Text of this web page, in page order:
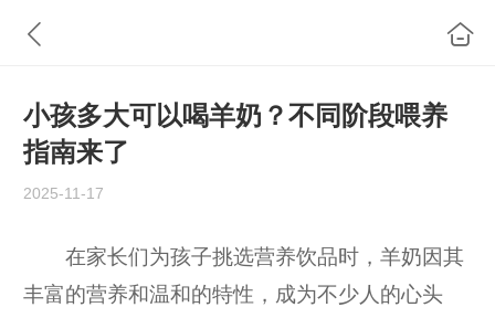
小孩多大可以喝羊奶？不同阶段喂养
指南来了
2025-11-17
在家长们为孩子挑选营养饮品时，羊奶因其
丰富的营养和温和的特性，成为不少人的心头